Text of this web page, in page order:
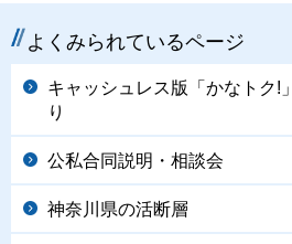
よくみられているページ
キャッシュレス版「かなトク!
り
公私合同説明・相談会
神奈川県の活断層